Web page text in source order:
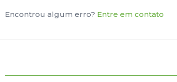
Encontrou algum erro? Entre em contato